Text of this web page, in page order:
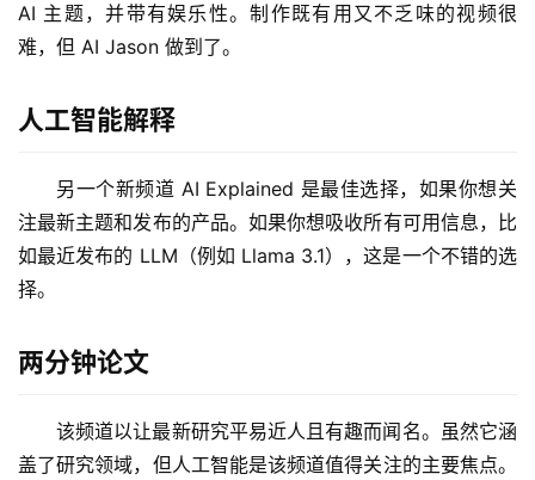
逆
熵
梦
形
绘
梦
龙
AI 主题，并带有娱乐性。制作既有用又不乏味的视频很
难，但 AI Jason 做到了。
人工智能解释
另一个新频道 AI Explained 是最佳选择，如果你想关
注最新主题和发布的产品。如果你想吸收所有可用信息，比
如最近发布的 LLM（例如 Llama 3.1），这是一个不错的选
择。
两分钟论文
该频道以让最新研究平易近人且有趣而闻名。虽然它涵
盖了研究领域，但人工智能是该频道值得关注的主要焦点。